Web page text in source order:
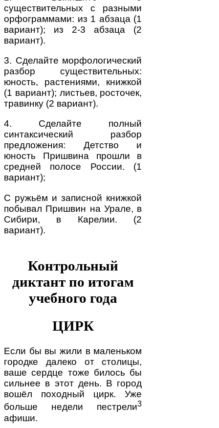
существительных с разными
орфограммами: из 1 абзаца (1
вариант); из 2-3 абзаца (2
вариант).
3. Сделайте морфологический
разбор существительных:
юность, растениями, книжкой
(1 вариант); листьев, росточек,
травинку (2 вариант).
4. Сделайте полный
синтаксический разбор
предложения: Детство и
юность Пришвина прошли в
средней полосе России. (1
вариант);
С ружьём и записной книжкой
побывал Пришвин на Урале, в
Сибири, в Карелии. (2
вариант).
Контрольный
диктант по итогам
учебного года
ЦИРК
Если бы вы жили в маленьком
городке далеко от столицы,
ваше сердце тоже билось бы
сильнее в этот день. В город
вошёл походный цирк. Уже
больше недели пестрели3
афиши.